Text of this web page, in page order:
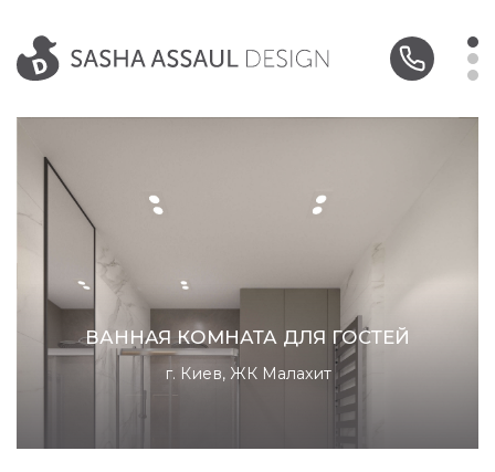
ВАННАЯ КОМНАТА ДЛЯ ГОСТЕЙ
г. Киев, ЖК Малахит